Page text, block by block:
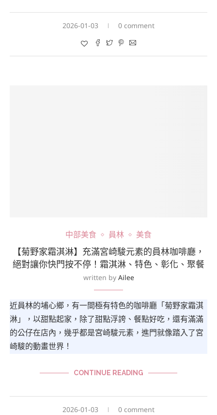
2026-01-03 0 comment
中部美食 員林 美食
【菊野家霜淇淋】充滿宮崎駿元素的員林咖啡廳，
絕對讓你快門按不停！霜淇淋、特色、彰化、聚餐
written by Ailee
近員林的埔心鄉，有一間極有特色的咖啡廳「菊野家霜淇
淋」，以甜點起家，除了甜點浮誇、餐點好吃，還有滿滿
的公仔在店內，幾乎都是宮崎駿元素，進門就像踏入了宮
崎駿的動畫世界！
CONTINUE READING
2026-01-03 0 comment